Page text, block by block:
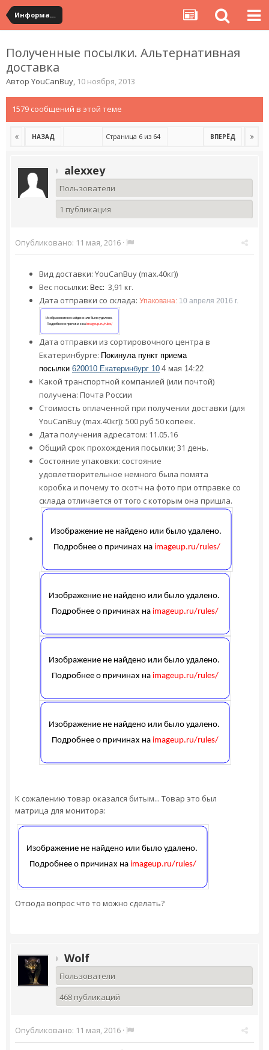
Информация по полученным посылкам
Полученные посылки. Альтернативная
доставка
Автор YouCanBuy, 10 ноября, 2013
1579 сообщений в этой теме
НАЗАД ВПЕРЁД
Страница 6 из 64
alexxey
Пользователи
1 публикация
Опубликовано: 11 мая, 2016 ·
Вид доставки: YouCanBuy (max.40кг))
Вес посылки: Вес: 3,91 кг.
Дата отправки со склада: Упакована: 10 апреля 2016 г.
Дата отправки из сортировочного центра в
Екатеринбурге: Покинула пункт приема
посылки 620010 Екатеринбург 10 4 мая 14:22
Какой транспортной компанией (или почтой)
получена: Почта России
Стоимость оплаченной при получении доставки (для
YouCanBuy (max.40кг)): 500 руб 50 копеек.
Дата получения адресатом: 11.05.16
Общий срок прохождения посылки; 31 день.
Состояние упаковки: состояние
удовлетворительное немного была помята
коробка и почему то скотч на фото при отправке со
склада отличается от того с которым она пришла.
К сожалению товар оказался битым... Товар это был
матрица для монитора:
Отсюда вопрос что то можно сделать?
Wolf
Пользователи
468 публикаций
Опубликовано: 11 мая, 2016 ·